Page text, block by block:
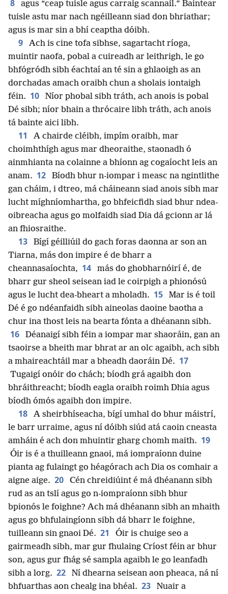
8
agus “ceap tuisle agus carraig scannail.” Baintear
tuisle astu mar nach ngéilleann siad don bhriathar;
agus is mar sin a bhí ceaptha dóibh.
9
Ach is cine tofa sibhse, sagartacht ríoga,
muintir naofa, pobal a cuireadh ar leithrigh, le go
bhfógródh sibh éachtaí an té sin a ghlaoigh as an
dorchadas amach oraibh chun a sholais iontaigh
féin. 10
Níor phobal sibh tráth, ach anois is pobal
Dé sibh; níor bhain a thrócaire libh tráth, ach anois
tá bainte aici libh.
11
A chairde cléibh, impím oraibh, mar
choimhthígh agus mar dheoraithe, staonadh ó
ainmhianta na colainne a bhíonn ag cogaíocht leis an
anam. 12
Bíodh bhur n-iompar i measc na ngintlithe
gan cháim, i dtreo, má cháineann siad anois sibh mar
lucht míghníomhartha, go bhfeicfidh siad bhur ndea-
oibreacha agus go molfaidh siad Dia dá gcionn ar lá
an fhiosraithe.
13
Bígí géilliúil do gach foras daonna ar son an
Tiarna, más don impire é de bharr a
cheannasaíochta, 14
más do ghobharnóirí é, de
bharr gur sheol seisean iad le coirpigh a phionósú
agus le lucht dea-bheart a mholadh. 15
Mar is é toil
Dé é go ndéanfaidh sibh aineolas daoine baotha a
chur ina thost leis na bearta fónta a dhéanann sibh.
16
Déanaigí sibh féin a iompar mar shaoráin, gan an
tsaoirse a bheith mar bhrat ar an olc agaibh, ach sibh
a mhaireachtáil mar a bheadh daoráin Dé. 17
Tugaigí onóir do chách; bíodh grá agaibh don
bhráithreacht; bíodh eagla oraibh roimh Dhia agus
bíodh ómós agaibh don impire.
18
A sheirbhíseacha, bígí umhal do bhur máistrí,
le barr urraime, agus ní dóibh siúd atá caoin cneasta
amháin é ach don mhuintir gharg chomh maith. 19
Óir is é a thuilleann gnaoi, má iompraíonn duine
pianta ag fulaingt go héagórach ach Dia os comhair a
aigne aige. 20
Cén chreidiúint é má dhéanann sibh
rud as an tslí agus go n-iompraíonn sibh bhur
bpionós le foighne? Ach má dhéanann sibh an mhaith
agus go bhfulaingíonn sibh dá bharr le foighne,
tuilleann sin gnaoi Dé. 21
Óir is chuige seo a
gairmeadh sibh, mar gur fhulaing Críost féin ar bhur
son, agus gur fhág sé sampla agaibh le go leanfadh
sibh a lorg. 22
Ní dhearna seisean aon pheaca, ná ní
bhfuarthas aon chealg ina bhéal. 23
Nuair a